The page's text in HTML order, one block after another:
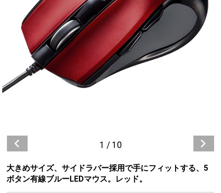
1 / 10
大きめサイズ、サイドラバー採用で手にフィットする、5
ボタン有線ブルーLEDマウス。レッド。